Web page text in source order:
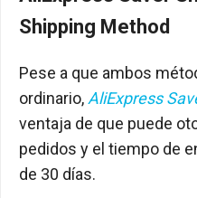
Shipping Method
Pese a que ambos
ordinario, AliExpress
ventaja de que puede
pedidos y el tiempo de
de 30 días.